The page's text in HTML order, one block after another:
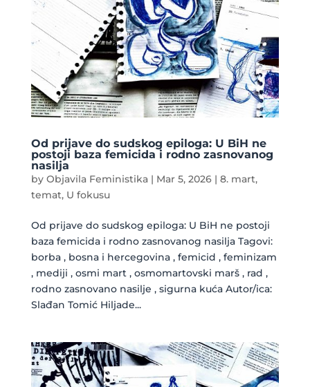
Od prijave do sudskog epiloga: U BiH ne
postoji baza femicida i rodno zasnovanog
nasilja
by Objavila Feministika| Mar 5, 2026| 8. mart,
temat, U fokusu
Od prijave do sudskog epiloga: U BiH ne postoji
baza femicida i rodno zasnovanog nasilja Tagovi:
borba , bosna i hercegovina , femicid , feminizam
, mediji , osmi mart , osmomartovski marš , rad ,
rodno zasnovano nasilje , sigurna kuća Autor/ica:
Slađan Tomić Hiljade...